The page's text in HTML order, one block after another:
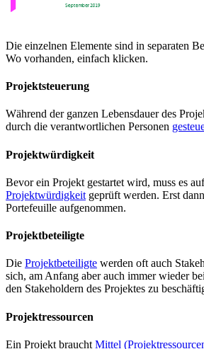
Die einzelnen Elemente sind in separaten
Wo vorhanden, einfach klicken.
Projektsteuerung
Während der ganzen Lebensdauer des
durch die verantwortlichen Personen
Projektwürdigkeit
Bevor ein Projekt gestartet wird, muss es
Projektwürdigkeit geprüft werden. Erst
Portefeuille aufgenommen.
Projektbeteiligte
Die Projektbeteiligte werden oft auch
sich, am Anfang aber auch immer wieder
den Stakeholdern des Projektes zu
Projektressourcen
Ein Projekt braucht Mittel